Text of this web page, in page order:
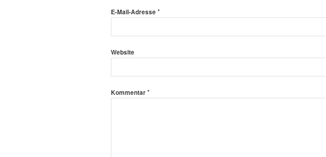
E-Mail-Adresse*
Website
Kommentar*